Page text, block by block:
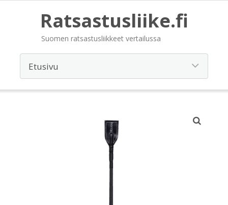
Ratsastusliike.fi
Suomen ratsastusliikkeet vertailussa